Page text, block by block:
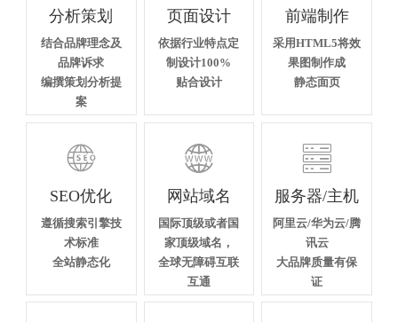
分析策划
结合品牌理念及
品牌诉求
编撰策划分析提
案
页面设计
依据行业特点定
制设计100%
贴合设计
前端制作
采用HTML5将效
果图制作成
静态面页

SEO优化
遵循搜索引擎技
术标准
全站静态化

网站域名
国际顶级或者国
家顶级域名，
全球无障碍互联
互通

服务器/主机
阿里云/华为云/腾
讯云
大品牌质量有保
证